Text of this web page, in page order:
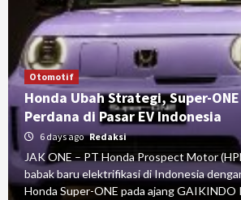
Otomotif
Honda Ubah Strategi, Super-
Perdana di Pasar EV Indonesia
6 days ago Redaksi
JAK ONE – PT Honda Prospect Motor
babak baru elektrifikasi di Indonesia
Honda Super-ONE pada ajang GAIKINDO